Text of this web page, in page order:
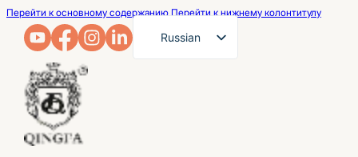
Перейти к основному содержанию Перейти к нижнему колонтитулу
Russian